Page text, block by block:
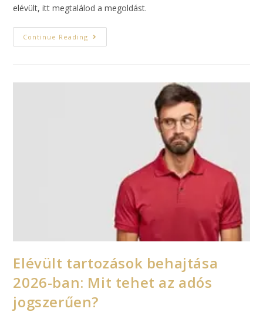
elévült, itt megtalálod a megoldást.
Continue Reading
Elévült tartozások behajtása
2026-ban: Mit tehet az adós
jogszerűen?